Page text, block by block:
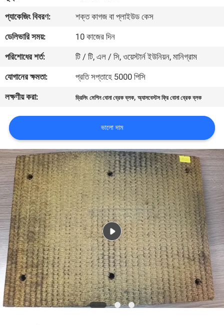
মান
নিয়ন্ত্রণ
যোগাযোগ
করুন
উদ্ধৃতির
জন্য
আবেদন
সাইট
ম্যাপ
PRIVACY
POLICY
প্যাকেজিং বিবরণ:
শক্ত কাগজ বা প্লাইউড কেস
ডেলিভারি সময়:
10 কাজের দিন
পরিশোধের শর্ত:
টি / টি, এল / সি, ওয়েস্টার্ন ইউনিয়ন, মানিগ্রাম
যোগানের ক্ষমতা:
প্রতি সপ্তাহে 5000 পিসি
লক্ষণীয় করা:
ড্রিলিং মেশিন বোনা ব্রেক ব্লক,অ্যাসবেস্টস ফ্রি বোনা ব্রেক ব্লক
ভালো দাম